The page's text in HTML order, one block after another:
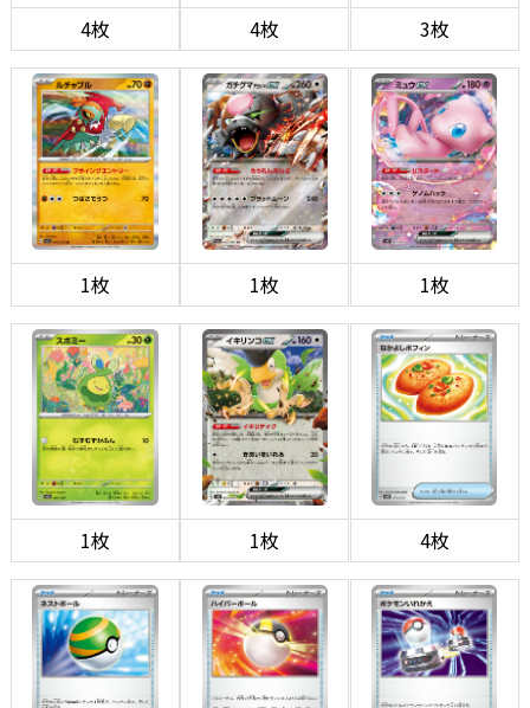
4枚 4枚 3枚
1枚 1枚 1枚
1枚 1枚 4枚